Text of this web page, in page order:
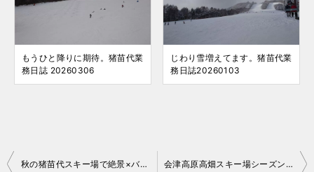
もうひと降りに期待。猪苗代業
務日誌 20260306
じわり雪増えてます。猪苗代業
務日誌20260103
投
秋の猪苗代スキー場で絶景×バーベキュー！【実践編 Part.2】 会津高原高畑スキー場シーズン券をオンライン購入 2021